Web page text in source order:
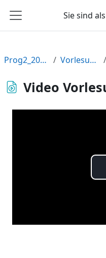
Website-Übersicht
Sie sind
Prog2_2021 Vorlesung
Video